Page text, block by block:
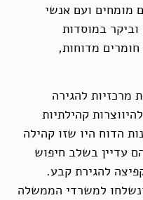
מומחים ועם אנשי
90 אירועים וביקר במוסדות
חומרים מדוחות,
מרכזיות להגירה
על להיווצרות קהילתיות
הדוח היו שזו קהילה
עדיין בשלב חיפוש
להגירת קבע.
הופצו בתחילת 2016 ונשלחו למשרדי הממשלה